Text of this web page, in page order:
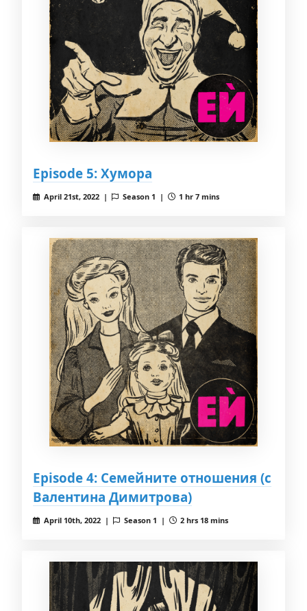
Episode 5: Хумора
April 21st, 2022 | Season 1 | 1 hr 7 mins
Episode 4: Семейните отношения (с
Валентина Димитрова)
April 10th, 2022 | Season 1 | 2 hrs 18 mins